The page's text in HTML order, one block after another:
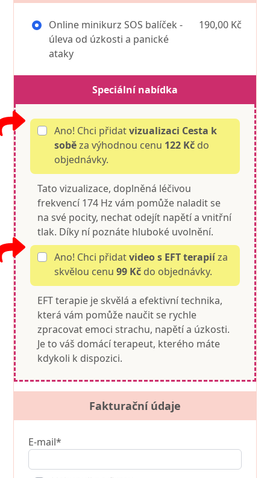
Online minikurz SOS balíček -
úleva od úzkosti a panické
ataky
190,00 Kč
Speciální nabídka
Ano! Chci přidatvizualizaci Cesta k
soběza výhodnou cenu 122 Kč do
objednávky.
Tato vizualizace, doplněná léčivou
frekvencí 174 Hz vám pomůže naladit se
na své pocity, nechat odejít napětí a vnitřní
tlak. Díky ní poznáte hluboké uvolnění.
Ano! Chci přidatvideo s EFT terapiíza
skvělou cenu99 Kč do objednávky.
EFT terapie je skvělá a efektivní technika,
která vám pomůže naučit se rychle
zpracovat emoci strachu, napětí a úzkosti.
Je to váš domácí terapeut, kterého máte
kdykoli k dispozici.
Fakturační údaje
E-mail*